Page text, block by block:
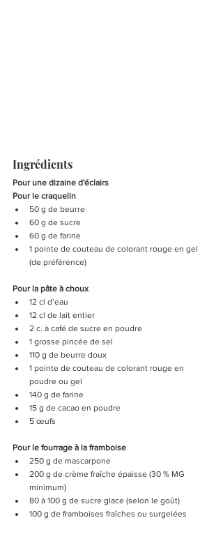
Ingrédients
Pour une dizaine d'éclairs
Pour le craquelin
50 g de beurre
60 g de sucre
60 g de farine
1 pointe de couteau de colorant rouge en gel
(de préférence)
Pour la pâte à choux
12 cl d’eau
12 cl de lait entier
2 c. à café de sucre en poudre
1 grosse pincée de sel
110 g de beurre doux
1 pointe de couteau de colorant rouge en
poudre ou gel
140 g de farine
15 g de cacao en poudre
5 œufs
Pour le fourrage à la framboise
250 g de mascarpone
200 g de crème fraîche épaisse (30 % MG
minimum)
80 à 100 g de sucre glace (selon le goût)
100 g de framboises fraîches ou surgelées